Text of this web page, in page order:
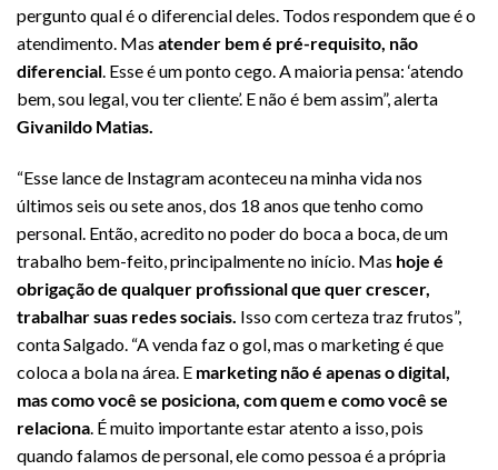
pergunto qual é o diferencial deles. Todos respondem que é o
atendimento. Mas atender bem é pré-requisito, não
diferencial. Esse é um ponto cego. A maioria pensa: ‘atendo
bem, sou legal, vou ter cliente’. E não é bem assim”, alerta
Givanildo Matias.
“Esse lance de Instagram aconteceu na minha vida nos
últimos seis ou sete anos, dos 18 anos que tenho como
personal. Então, acredito no poder do boca a boca, de um
trabalho bem-feito, principalmente no início. Mas hoje é
obrigação de qualquer profissional que quer crescer,
trabalhar suas redes sociais. Isso com certeza traz frutos”,
conta Salgado. “A venda faz o gol, mas o marketing é que
coloca a bola na área. E marketing não é apenas o digital,
mas como você se posiciona, com quem e como você se
relaciona. É muito importante estar atento a isso, pois
quando falamos de personal, ele como pessoa é a própria